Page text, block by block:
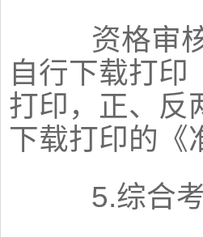
资格审核
自行下载打印
打印，正、反
下载打印的《
5.综合考